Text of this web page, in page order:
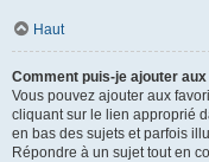
Haut
Comment puis-je ajouter
Vous pouvez ajouter aux
cliquant sur le lien approprié
en bas des sujets et parfois
Répondre à un sujet tout en